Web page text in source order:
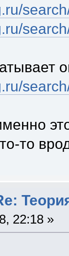
то
22:18 »